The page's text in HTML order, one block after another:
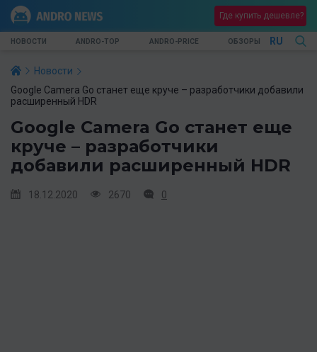
Где купить дешевле?
НОВОСТИ ANDRO-TOP ANDRO-PRICE ОБЗОРЫ RU
Новости
Google Camera Go станет еще круче – разработчики добавили
расширенный HDR
Google Camera Go станет еще
круче – разработчики
добавили расширенный HDR
18.12.2020 2670 0